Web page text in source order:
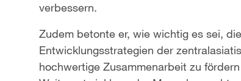
verbessern.
Zudem betonte er, wie wichtig es sei,
Entwicklungsstrategien der
hochwertige Zusammenarbeit zu